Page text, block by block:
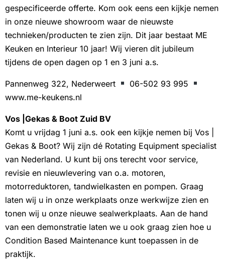
gespecificeerde offerte. Kom ook eens een kijkje nemen
in onze nieuwe showroom waar de nieuwste
technieken/producten te zien zijn. Dit jaar bestaat ME
Keuken en Interieur 10 jaar! Wij vieren dit jubileum
tijdens de open dagen op 1 en 3 juni a.s.
Pannenweg 322, Nederweert
06-502 93 995
www.me-keukens.nl
Vos |Gekas & Boot Zuid BV
Komt u vrijdag 1 juni a.s. ook een kijkje nemen bij Vos |
Gekas & Boot? Wij zijn dé Rotating Equipment specialist
van Nederland. U kunt bij ons terecht voor service,
revisie en nieuwlevering van o.a. motoren,
motorreduktoren, tandwielkasten en pompen. Graag
laten wij u in onze werkplaats onze werkwijze zien en
tonen wij u onze nieuwe sealwerkplaats. Aan de hand
van een demonstratie laten we u ook graag zien hoe u
Condition Based Maintenance kunt toepassen in de
praktijk.